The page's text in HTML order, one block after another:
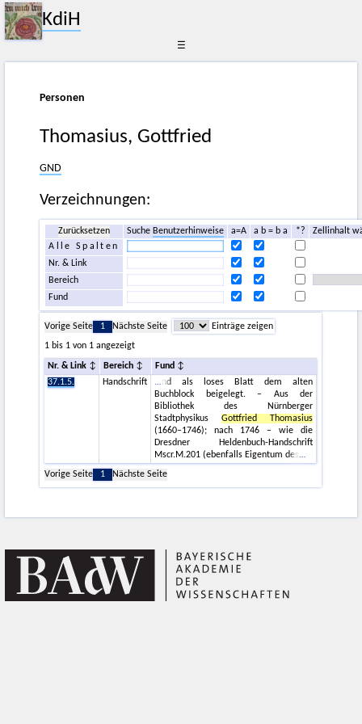
KdiH
☰
Personen
Thomasius, Gottfried
GND
Verzeichnungen:
Zurücksetzen Suche Benutzerhinweise a=A a b = b a *?
Zellinhalt
Alle Spalten
Nr. & Link
Bereich
Fund
Vorige Seite 1 Nächste Seite
Einträge zeigen
1 bis 1 von 1 angezeigt
Nr. & Link Bereich
Fund
37.1.5.
Handschrift
nd als loses Blatt dem alten
Buchblock beigelegt. – Aus der
Bibliothek des Nürnberger
StadtphysikusGottfried Thomasius
(1660–1746); nach 1746 – wie die
Dresdner Heldenbuch-Handschrift
Mscr.M.201 (ebenfalls Eigentum des
Vorige Seite
1 Nächste Seite